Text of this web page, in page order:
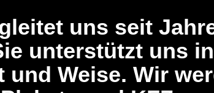
uns seit
unterstützt uns in
Weise. Wir